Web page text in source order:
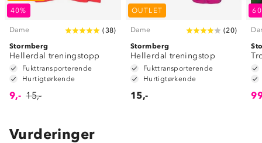
40%
Dame (38)
Stormberg
Hellerdal treningstopp
Fukttransporterende
Hurtigtørkende
9,- 15,-
OUTLET
Dame (20)
Stormberg
Hellerdal treningstop
Fukttransporterende
Hurtigtørkende
15,-
Vurderinger